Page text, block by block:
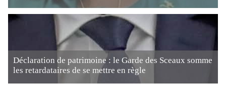
Déclaration de patrimoine : le Garde des Sceaux somme
les retardataires de se mettre en règle